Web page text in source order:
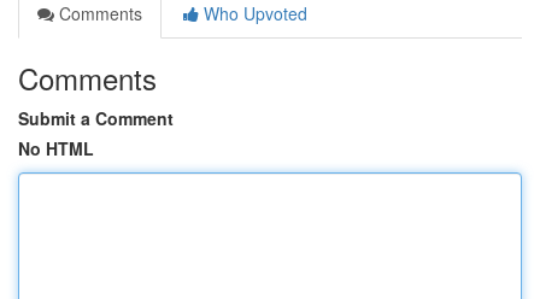
Comments
Who Upvoted
Comments
Submit a Comment
No HTML